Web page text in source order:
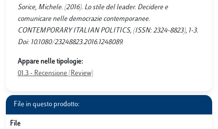
Sorice, Michele. (2016). Lo stile del leader. Decidere e
comunicare nelle democrazie contemporanee.
CONTEMPORARY ITALIAN POLITICS, (ISSN: 2324-8823), 1-3.
Doi: 10.1080/23248823.2016.1248089.
Appare nelle tipologie:
01.3 - Recensione (Review)
File in questo prodotto:
File